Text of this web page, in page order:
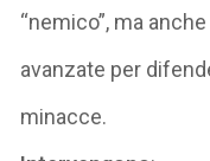
“nemico”, ma
avanzate per
minacce.